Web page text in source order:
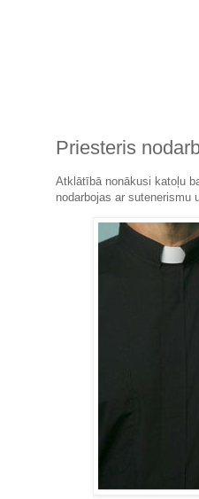
Priesteris
Atklātībā nonākusi katoļu
nodarbojas ar sutenerismu